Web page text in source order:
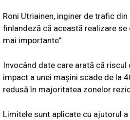
Roni Utriainen, inginer de trafic
finlandeză că această realizare
mai importante”.
Invocând date care arată că
impact a unei mașini scade de la
redusă în majoritatea zonelor
Limitele sunt aplicate cu ajutorul